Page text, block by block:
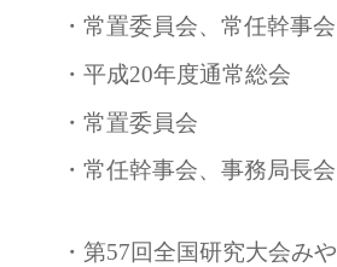
・常置委員会、常任幹事会
・平成20年度通常総会
・常置委員会
・常任幹事会、事務局長会
・第57回全国研究大会み